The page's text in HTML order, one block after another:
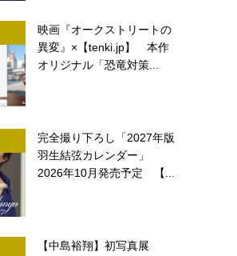
映画『オークストリートの
異変』×【tenki.jp】 本作
オリジナル「恐竜対策...
完全撮り下ろし「2027年版
羽生結弦カレンダー」
2026年10月発売予定 【...
【中島裕翔】初写真展